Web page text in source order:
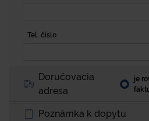
Tel. číslo
Doručovacia
adresa
je
Poznámka k dopytu